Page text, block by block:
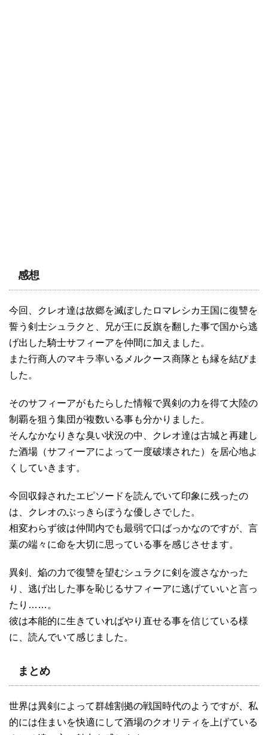
感想
今回、クレオ達は故郷を滅ぼしたロマレシカ王国に復讐を
誓う剣士シュラクと、兄が王に反旗を翻した事で国から逃
げ出した騎士サフィーアを仲間に加えました。
また行商人のマキラ率いるメルクース商隊とも縁を結びま
した。
そのサフィーアがもたらした情報で異剣の力を得て大陸の
制覇を狙う集団が複数いる事も分かりました。
そんなかなりきな臭い状況の中、クレオ達は古城と再建し
た酒場（サフィーアによって一度破壊された）を居心地よ
くしていきます。
今回収録されたエピソードを読んでいて印象に残ったの
は、クレオのぶっきらぼうな優しさでした。
相変わらず彼は仲間内でも最弱で口ばっかなのですが、言
葉の端々に命を大切に思っている事を感じさせます。
異剣、焔の力で復讐を望むシュラクに剣を渡さなかった
り、逃げ出した事を恥じるサフィーアに逃げていいと言っ
たり……。
彼は本能的に生きていればやり直せる事を信じている様
に、読んでいて感じました。
まとめ
世界は異剣によって群雄割拠の戦国時代のようですが、私
的には住まいを快適にして酒場のクオリティを上げている